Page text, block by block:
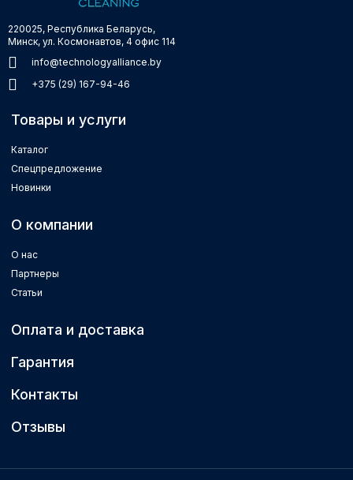
220025, Республика Беларусь,
Минск, ул. Космонавтов, 4 офис 114
info@technologyalliance.by
+375 (29) 167-94-46
Товары и услуги
Каталог
Спецпредложение
Новинки
О компании
О нас
Партнеры
Статьи
Оплата и доставка
Гарантия
Контакты
Отзывы